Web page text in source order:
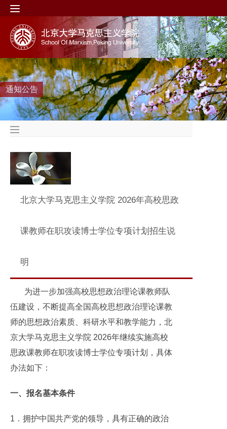
通知公告
北京大学马克思主义学院 2026年高校思政
课教师在职攻读博士学位专项计划招生说
明
为进一步加强高校思想政治理论课教师队
伍建设，不断提高全国高校思想政治理论课教
师的思想政治素质、科研水平和教学能力，北
京大学马克思主义学院 2026年继续实施高校
思政课教师在职攻读博士学位专项计划，具体
办法如下：
一、报名基本条件
1．拥护中国共产党的领导，具有正确的政治